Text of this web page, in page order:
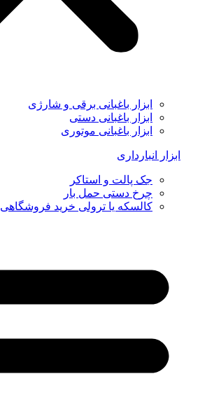
ابزار باغبانی برقی و شارژی
ابزار باغبانی دستی
ابزار باغبانی موتوری
ابزار انبارداری
جک پالت و استاکر
چرخ دستی حمل بار
کالسکه یا ترولی خرید فروشگاهی